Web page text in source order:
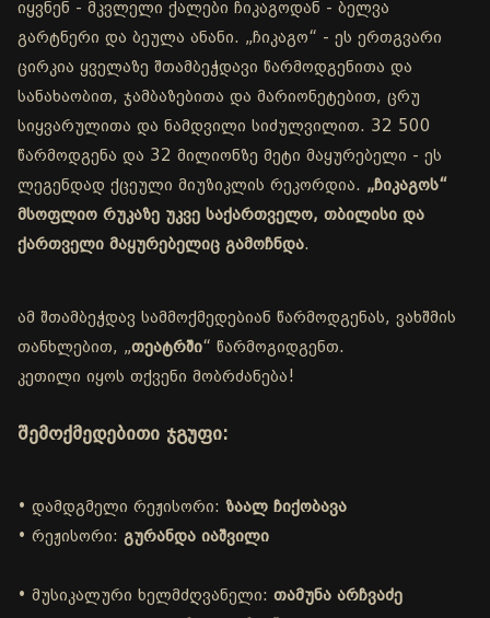
იყვნენ - მკვლელი ქალები ჩიკაგოდან - ბელვა
გარტნერი და ბეულა ანანი. „ჩიკაგო“ - ეს ერთგვარი
ცირკია ყველაზე შთამბეჭდავი წარმოდგენითა და
სანახაობით, ჯამბაზებითა და მარიონეტებით, ცრუ
სიყვარულითა და ნამდვილი სიძულვილით. 32 500
წარმოდგენა და 32 მილიონზე მეტი მაყურებელი - ეს
ლეგენდად ქცეული მიუზიკლის რეკორდია. „ჩიკაგოს“
მსოფლიო რუკაზე უკვე საქართველო, თბილისი და
ქართველი მაყურებელიც გამოჩნდა.
ამ შთამბეჭდავ სამმოქმედებიან წარმოდგენას, ვახშმის
თანხლებით, „თეატრში“ წარმოგიდგენთ.
კეთილი იყოს თქვენი მობრძანება!
შემოქმედებითი ჯგუფი:
• დამდგმელი რეჟისორი: ზაალ ჩიქობავა
• რეჟისორი: გურანდა იაშვილი
• მუსიკალური ხელმძღვანელი: თამუნა არჩვაძე